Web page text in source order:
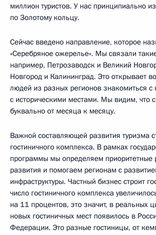
миллион туристов. У нас принципиально
по Золотому кольцу.
Сейчас введено направление, которое
«Серебряное ожерелье». Мы связали
например, Петрозаводск и Великий
Новгород и Калининград. Это открывает
людей из разных регионов знакомиться с
с историческими местами. Мы видим, что
буквально от месяца к месяцу.
Важной составляющей развития туризма
гостиничного комплекса. В рамках
программы мы определяем приоритетные
развития и помогаем регионам с
инфраструктуры. Частный бизнес строит
число гостиничного комплекса
на 11 процентов, это значит, в реальных
новых гостиничных мест появилось в
Федерации. Это разные гостиницы, от